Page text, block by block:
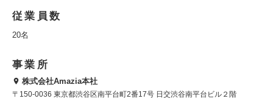
従業員数
20名
事業所
株式会社Amazia本社
〒150-0036 東京都渋谷区南平台町2番17号 日交渋谷南平台ビル２階